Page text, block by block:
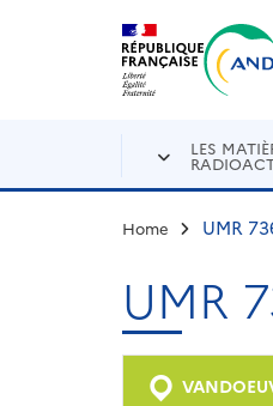
Aller au contenu principal
LES
Home UMR
UMR